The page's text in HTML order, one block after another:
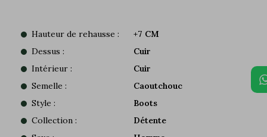
Hauteur de rehausse :
+7 CM
Dessus :
Cuir
Intérieur :
Cuir
Semelle :
Caoutchouc
Style :
Boots
Collection :
Détente